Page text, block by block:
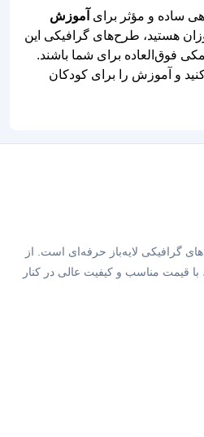
هستید، طرح‌های گرافیکی این
فوق‌العاده برای شما باشند.
کنید و آموزش را برای کودکان
گرافیکی لایه‌باز حرفه‌ای است. از
قیمت مناسب و کیفیت عالی در کنار